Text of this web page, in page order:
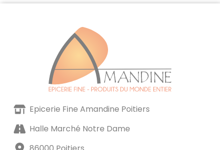
Epicerie Fine Amandine Poitiers
Halle Marché Notre Dame